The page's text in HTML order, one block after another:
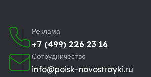
Реклама
+7 (499) 226 23 16
Сотрудничество
info@poisk-novostroyki.ru